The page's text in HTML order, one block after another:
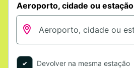
Aeroporto, cidade ou estação
Devolver na mesma estação